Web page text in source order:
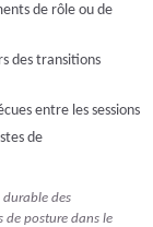
de rôle ou de
des transitions
entre les sessions
de
des
de posture dans le